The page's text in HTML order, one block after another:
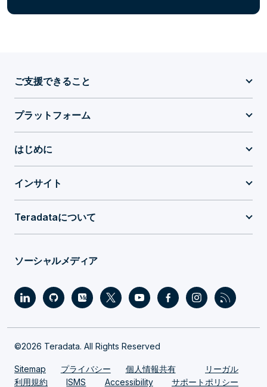
ご支援できること
プラットフォーム
はじめに
インサイト
Teradataについて
ソーシャルメディア
©2026 Teradata. All Rights Reserved
Sitemap プライバシー 個人情報共有
リーガル
利用規約
ISMS Accessibility サポートポリシー